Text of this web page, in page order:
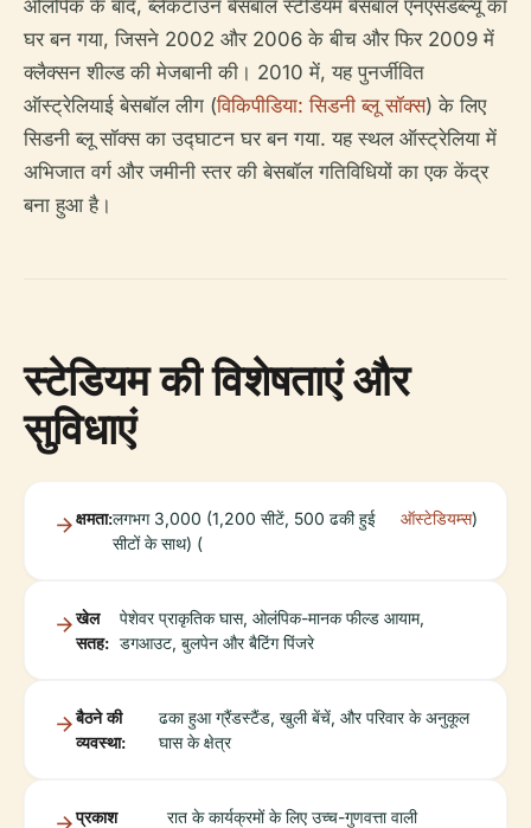
ओलंपिक के बाद, ब्लैकटाउन बेसबॉल स्टेडियम बेसबॉल एनएसडब्ल्यू का
घर बन गया, जिसने 2002 और 2006 के बीच और फिर 2009 में
क्लैक्सन शील्ड की मेजबानी की। 2010 में, यह पुनर्जीवित
ऑस्ट्रेलियाई बेसबॉल लीग (विकिपीडिया: सिडनी ब्लू सॉक्स) के लिए
सिडनी ब्लू सॉक्स का उद्घाटन घर बन गया. यह स्थल ऑस्ट्रेलिया में
अभिजात वर्ग और जमीनी स्तर की बेसबॉल गतिविधियों का एक केंद्र
बना हुआ है।
स्टेडियम की विशेषताएं और
सुविधाएं
क्षमता:लगभग 3,000 (1,200 सीटें, 500 ढकी हुई
सीटों के साथ) (
ऑस्टेडियम्स)
खेल
सतह:
पेशेवर प्राकृतिक घास, ओलंपिक-मानक फील्ड आयाम,
डगआउट, बुलपेन और बैटिंग पिंजरे
बैठने की
व्यवस्था:
ढका हुआ ग्रैंडस्टैंड, खुली बेंचें, और परिवार के अनुकूल
घास के क्षेत्र
प्रकाश
रात के कार्यक्रमों के लिए उच्च-गुणवत्ता वाली